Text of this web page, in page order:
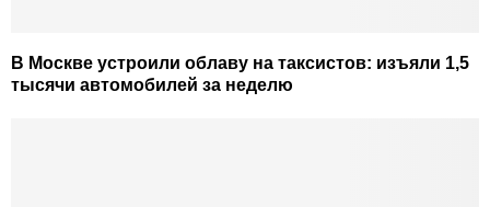
В Москве устроили облаву на таксистов: изъяли 1,5
тысячи автомобилей за неделю